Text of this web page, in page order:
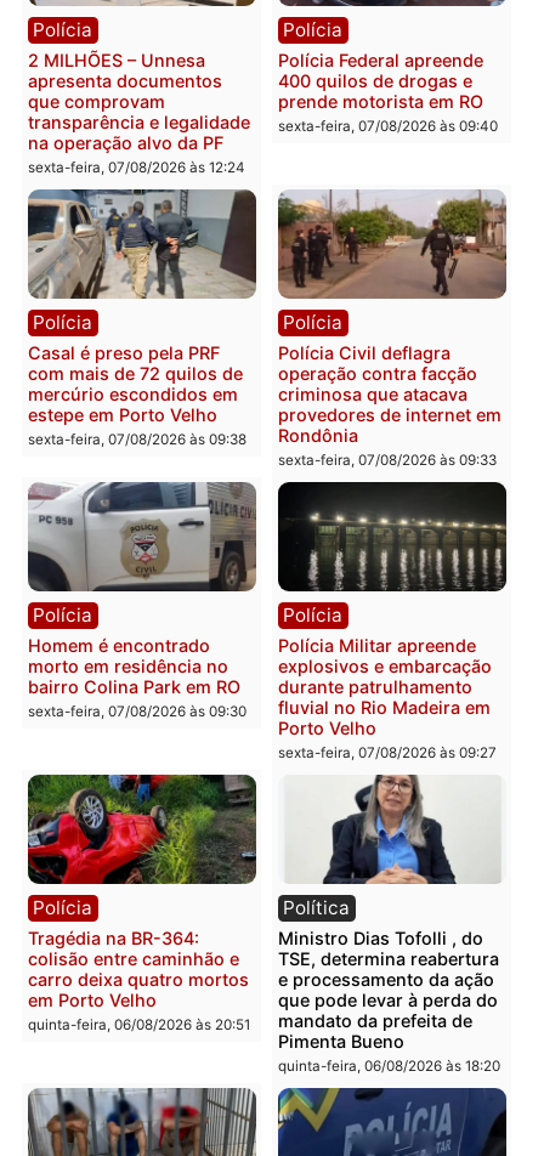
Marcos Rogério apresenta
Plano de Governo com
228 projetos, metas
públicas e
acompanhamento de
resultados
sexta-feira, 07/08/2026 às 18:49
Eleições 2026: Pastor
Evanildo pode ser o
primeiro pastor de
Rondônia na Câmara
Federal
sexta-feira, 07/08/2026 às
Polícia
2 MILHÕES – Unnesa
apresenta documentos
que comprovam
transparência e legalidade
na operação alvo da PF
sexta-feira, 07/08/2026 às 12:24
Polícia
Polícia Federal apreende
400 quilos de drogas e
prende motorista em RO
sexta-feira, 07/08/2026 às
Polícia
Casal é preso pela PRF
com mais de 72 quilos de
sexta-feira, 07/08/2026 às 09:38
Polícia
Polícia Civil deflagra
operação contra facção
criminosa que atacava
provedores de internet
Rondônia
sexta-feira, 07/08/2026 às
Polícia
Homem é encontrado
morto em residência no
sexta-feira, 07/08/2026 às 09:30
Polícia
Polícia Militar apreende
explosivos e
durante patrulhamento
fluvial no Rio Madeira em
Porto Velho
sexta-feira, 07/08/2026 às